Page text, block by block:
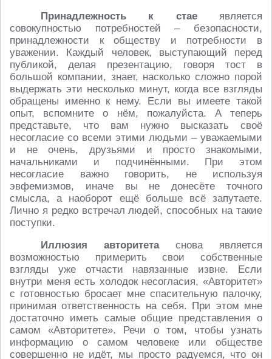
Принадлежность к стаеявляется
совокупностью потребностей – безопасности,
принадлежности к обществу и потребности в
уважении. Каждый человек, выступающий перед
публикой, делая презентацию, говоря тост в
большой компании, знает, насколько сложно порой
выдержать эти несколько минут, когда все взгляды
обращены именно к нему. Если вы имеете такой
опыт, вспомните о нём, пожалуйста. А теперь
представьте, что вам нужно высказать своё
несогласие со всеми этими людьми – уважаемыми
и не очень, друзьями и просто знакомыми,
начальниками и подчинёнными. При этом
несогласие важно говорить, не используя
эвфемизмов, иначе вы не донесёте точного
смысла, а наоборот ещё больше всё запутаете.
Лично я редко встречал людей, способных на такие
поступки.
Иллюзия авторитетаснова является
возможностью примерить свои собственные
взгляды уже отчасти навязанные извне. Если
внутри меня есть холодок несогласия, «Авторитет»
с готовностью бросает мне спасительную палочку,
принимая ответственность на себя. При этом мне
достаточно иметь самые общие представления о
самом «Авторитете». Речи о том, чтобы узнать
информацию о самом человеке или обществе
совершенно не идёт, мы просто радуемся, что он